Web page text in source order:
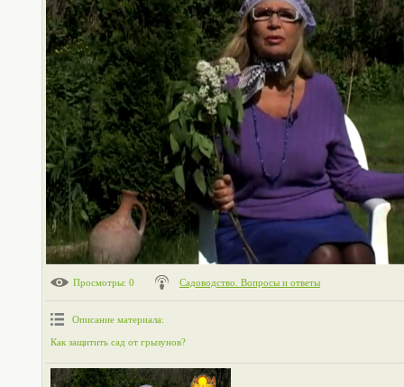
Просмотры: 0 Садоводство. Вопросы и ответы
Описание материала:
Как защитить сад от грызунов?